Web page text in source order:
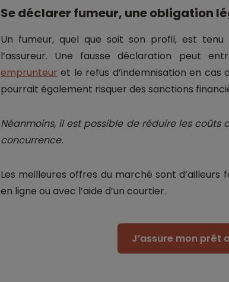
Se déclarer fumeur, une obligation
Un fumeur, quel que soit son profil, est
l’assureur. Une fausse déclaration peut
emprunteur et le refus d’indemnisation en cas
pourrait également risquer des sanctions
Néanmoins, il est possible de réduire les
concurrence.
Les meilleures offres du marché sont
en ligne ou avec l’aide d’un courtier.
J’assure mon prêt